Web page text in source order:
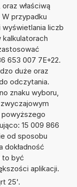
właściwą
przypadku
liczb
kalkulatorach
653 007 7E+22.
duże oraz
odczytania.
znaku wyboru,
powyższego
15 009 866
od sposobu
dokładność
to być
aplikacji.
25'.